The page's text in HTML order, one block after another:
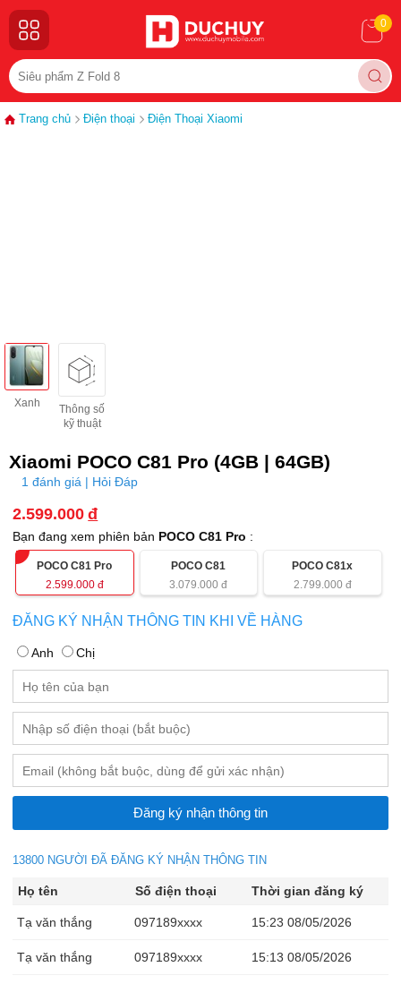
0
Trang chủ Điện thoại Điện Thoại Xiaomi
Xanh
Thông số
kỹ thuật
Xiaomi POCO C81 Pro (4GB | 64GB)
1 đánh giá | Hỏi Đáp
2.599.000 đ
Bạn đang xem phiên bản POCO C81 Pro :
POCO C81 Pro
2.599.000đ
POCO C81
3.079.000 đ
POCO C81x
2.799.000đ
ĐĂNG KÝ NHẬN THÔNG TIN KHI VỀ HÀNG
Anh Chị
13800 NGƯỜI ĐÃ ĐĂNG KÝ NHẬN THÔNG TIN
Họ tên Số điện thoại Thời gian đăng ký
Tạ văn thắng 097189xxxx 15:23 08/05/2026
Tạ văn thắng 097189xxxx 15:13 08/05/2026